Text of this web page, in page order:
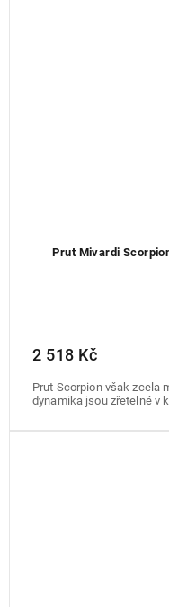
Prut Mivardi
2 518 Kč
Prut Scorpion však zcela
dynamika jsou zřetelné v